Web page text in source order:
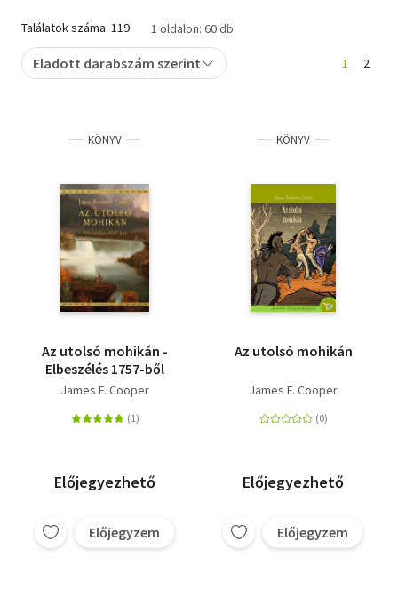
Művészet
Szakkönyv
Tankönyv, segédkönyv
Társadalomtudomány
Természettudomány
Történelem
Találatok száma: 119 1 oldalon: 60 db
Eladott darabszám szerint 1 2
KÖNYV
Az utolsó mohikán -
Elbeszélés 1757-ből
James F. Cooper
Előjegyezhető
Előjegyzem
KÖNYV
Az utolsó mohikán
James F. Cooper
Előjegyezhető
Előjegyzem